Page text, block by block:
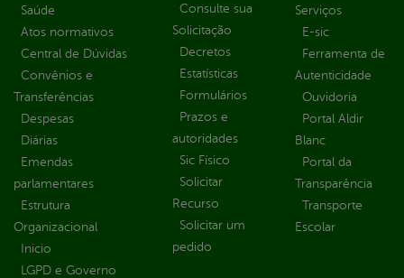
Saúde
Atos normativos
Central de Dúvidas
Convênios e
Transferências
Despesas
Diárias
Emendas
parlamentares
Estrutura
Organizacional
Inicio
LGPD e Governo
Consulte sua
Solicitação
Decretos
Estatísticas
Formulários
Prazos e
autoridades
Sic Físico
Solicitar
Recurso
Solicitar um
pedido
Serviços
E-sic
Ferramenta de
Autenticidade
Ouvidoria
Portal Aldir
Blanc
Portal da
Transparência
Transporte
Escolar